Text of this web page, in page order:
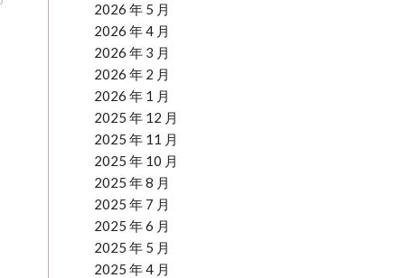
2026 年 5 月
2026 年 4 月
2026 年 3 月
2026 年 2 月
2026 年 1 月
2025 年 12 月
2025 年 11 月
2025 年 10 月
2025 年 8 月
2025 年 7 月
2025 年 6 月
2025 年 5 月
2025 年 4 月